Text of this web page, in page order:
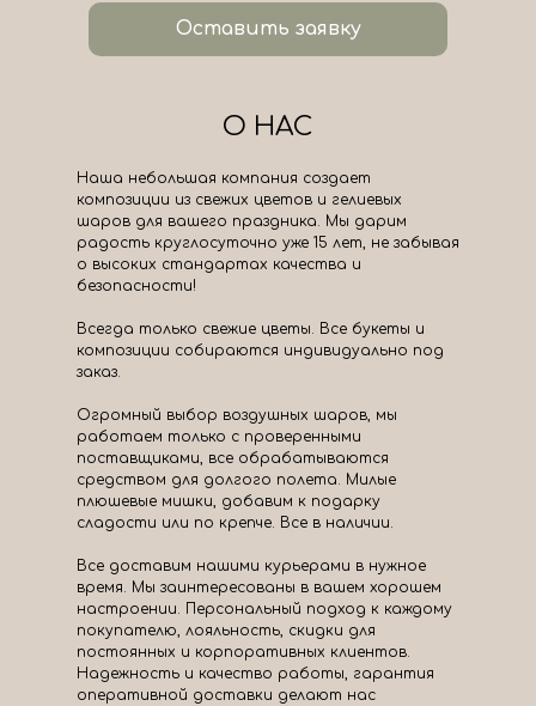
Оставить заявку
О НАС
Наша небольшая компания создает
композиции из свежих цветов и гелиевых
шаров для вашего праздника. Мы дарим
радость круглосуточно уже 15 лет, не забывая
о высоких стандартах качества и
безопасности!
Всегда только свежие цветы. Все букеты и
композиции собираются индивидуально под
заказ.
Огромный выбор воздушных шаров, мы
работаем только с проверенными
поставщиками, все обрабатываются
средством для долгого полета. Милые
плюшевые мишки, добавим к подарку
сладости или по крепче. Все в наличии.
Все доставим нашими курьерами в нужное
время. Мы заинтересованы в вашем хорошем
настроении. Персональный подход к каждому
покупателю, лояльность, скидки для
постоянных и корпоративных клиентов.
Надежность и качество работы, гарантия
оперативной доставки делают нас